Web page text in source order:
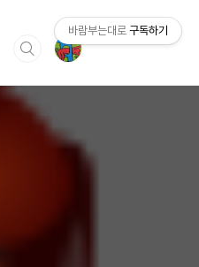
바람부는대로 구독하기